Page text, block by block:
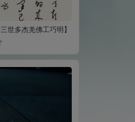
三世多杰羌佛工巧明】
界上最美的建築材料